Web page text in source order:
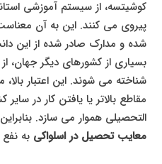
کوشیتسه، از سیستم آموزشی
پیروی می کنند. این به آن
شده و مدارک صادر شده از این
بسیاری از کشورهای دیگر جهان،
شناخته می شوند. این اعتبار
مقاطع بالاتر یا یافتن کار در
التحصیلی هموار می سازد.
معایب تحصیل در اسلواکی به